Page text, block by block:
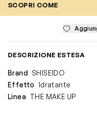
SCOPRI COME
DESCRIZIONE ESTESA
Brand SHISEIDO
Effetto
Idratante
Linea THE MAKE UP